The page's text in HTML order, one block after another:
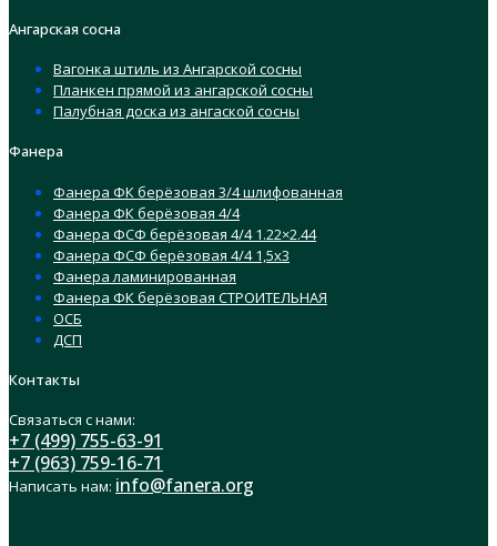
Ангарская сосна
Вагонка штиль из Ангарской сосны
Планкен прямой из ангарской сосны
Палубная доска из ангаской сосны
Фанера
Фанера ФК берёзовая 3/4 шлифованная
Фанера ФК берёзовая 4/4
Фанера ФСФ берёзовая 4/4 1.22×2.44
Фанера ФСФ берёзовая 4/4 1,5х3
Фанера ламинированная
Фанера ФК берёзовая СТРОИТЕЛЬНАЯ
ОСБ
ДСП
Контакты
Связаться с нами:
+7 (499) 755-63-91
+7 (963) 759-16-71
Написать нам: info@fanera.org